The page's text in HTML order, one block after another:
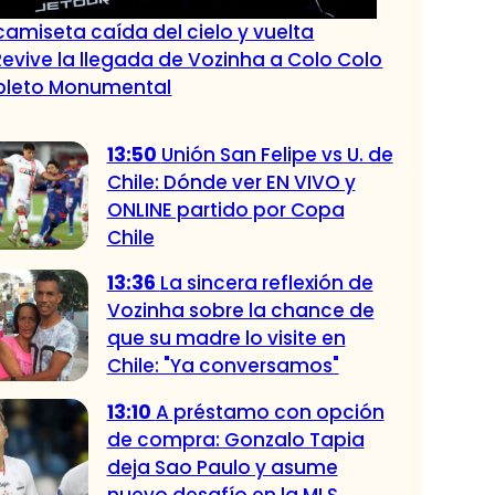
caída del cielo y vuelta
la llegada de Vozinha a Colo Colo
Monumental
13:50 Unión San Felipe vs U. de
Chile: Dónde ver EN VIVO y
ONLINE partido por Copa
Chile
13:36 La sincera reflexión de
Vozinha sobre la chance de
que su madre lo visite en
Chile: "Ya conversamos"
13:10 A préstamo con opción
de compra: Gonzalo Tapia
deja Sao Paulo y asume